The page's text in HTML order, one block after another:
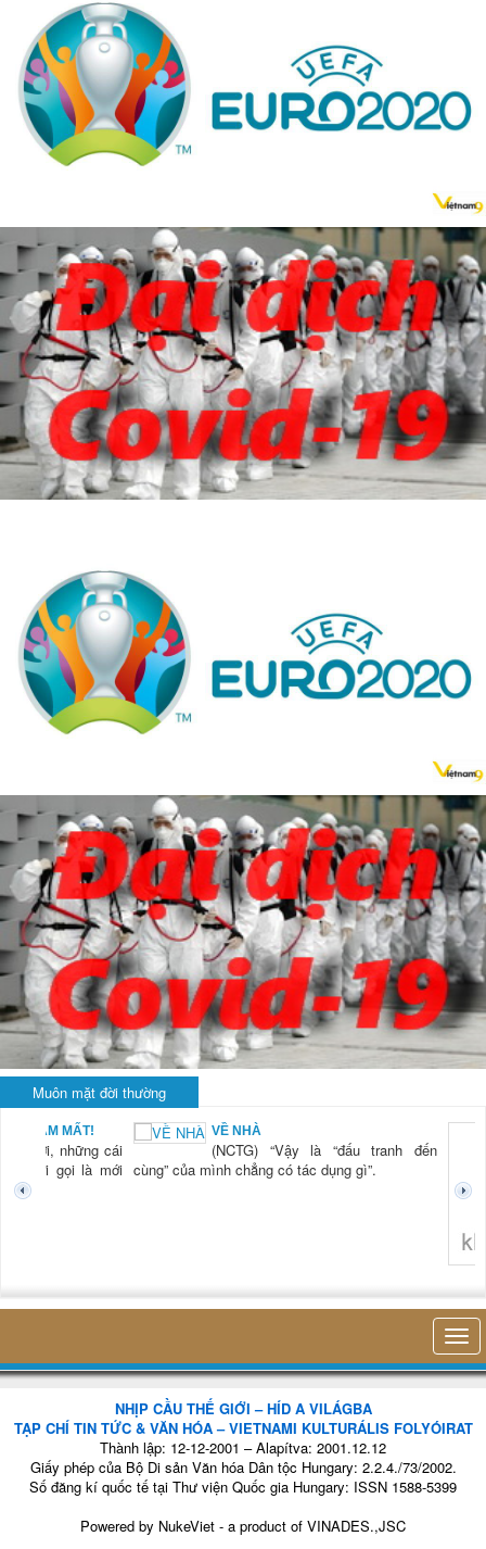
Muôn mặt đời thường
NAM MẤT!
“Xời, những cái
mới gọi là mới
VỀ NHÀ
(NCTG) “Vậy là “đấu tranh đến
cùng” của mình chẳng có tác dụng gì”.
NHỊP CẦU THẾ GIỚI – HÍD A VILÁGBA
TẠP CHÍ TIN TỨC & VĂN HÓA – VIETNAMI KULTURÁLIS FOLYÓIRAT
Thành lập: 12-12-2001 – Alapítva: 2001.12.12
Giấy phép của Bộ Di sản Văn hóa Dân tộc Hungary: 2.2.4./73/2002.
Số đăng kí quốc tế tại Thư viện Quốc gia Hungary: ISSN 1588-5399
Powered by NukeViet - a product of VINADES.,JSC